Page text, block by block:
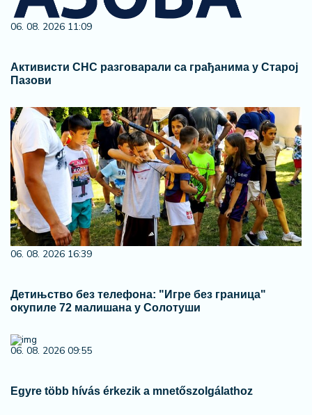
06. 08. 2026 11:09
Активисти СНС разговарали са грађанима у Старој
Пазови
06. 08. 2026 16:39
Детињство без телефона: "Игре без граница"
окупиле 72 малишана у Солотуши
06. 08. 2026 09:55
Egyre több hívás érkezik a mnetőszolgálathoz